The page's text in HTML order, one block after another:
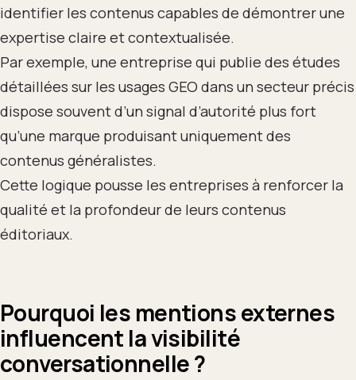
identifier les contenus capables de démontrer une
expertise claire et contextualisée.
Par exemple, une entreprise qui publie des études
détaillées sur les usages GEO dans un secteur précis
dispose souvent d’un signal d’autorité plus fort
qu’une marque produisant uniquement des
contenus généralistes.
Cette logique pousse les entreprises à renforcer la
qualité et la profondeur de leurs contenus
éditoriaux.
Pourquoi les mentions externes
influencent la visibilité
conversationnelle ?